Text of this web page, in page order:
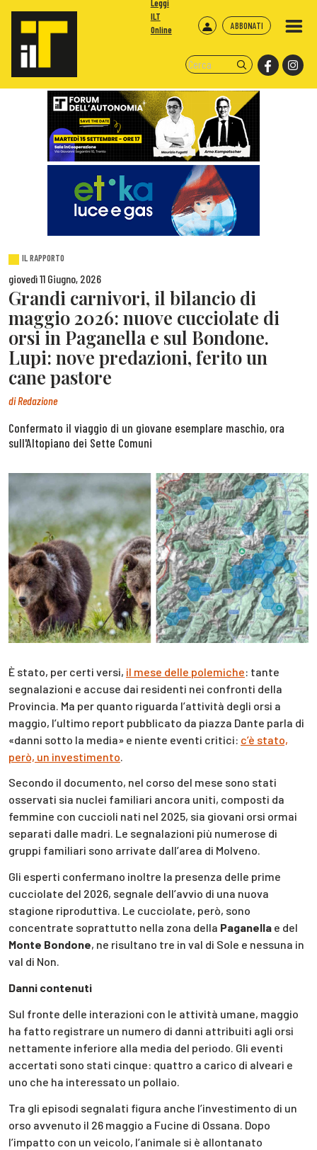
ABBONATI
Leggi
ILT
Online
IL RAPPORTO
giovedì 11 Giugno, 2026
Grandi carnivori, il bilancio di
maggio 2026: nuove cucciolate di
orsi in Paganella e sul Bondone.
Lupi: nove predazioni, ferito un
cane pastore
diRedazione
Confermato il viaggio di un giovane esemplare maschio, ora
sull'Altopiano dei Sette Comuni
È stato, per certi versi, il mese delle polemiche: tante
segnalazioni e accuse dai residenti nei confronti della
Provincia. Ma per quanto riguarda l’attività degli orsi a
maggio, l’ultimo report pubblicato da piazza Dante parla di
«danni sotto la media» e niente eventi critici: c’è stato,
però, un investimento
Secondo il documento, nel corso del mese sono stati
osservati sia nuclei familiari ancora uniti, composti da
femmine con cuccioli nati nel 2025, sia giovani orsi ormai
separati dalle madri. Le segnalazioni più numerose di
gruppi familiari sono arrivate dall’area di Molveno.
Gli esperti confermano inoltre la presenza delle prime
cucciolate del 2026, segnale dell’avvio di una nuova
stagione riproduttiva. Le cucciolate, però, sono
concentrate soprattutto nella zona della Paganella e del
Monte Bondone, ne risultano tre in val di Sole e nessuna in
val di Non.
Danni contenuti
Sul fronte delle interazioni con le attività umane, maggio
ha fatto registrare un numero di danni attribuiti agli orsi
nettamente inferiore alla media del periodo. Gli eventi
accertati sono stati cinque: quattro a carico di alveari e
uno che ha interessato un pollaio.
Tra gli episodi segnalati figura anche l’investimento di un
orso avvenuto il 26 maggio a Fucine di Ossana. Dopo
l’impatto con un veicolo, l’animale si è allontanato